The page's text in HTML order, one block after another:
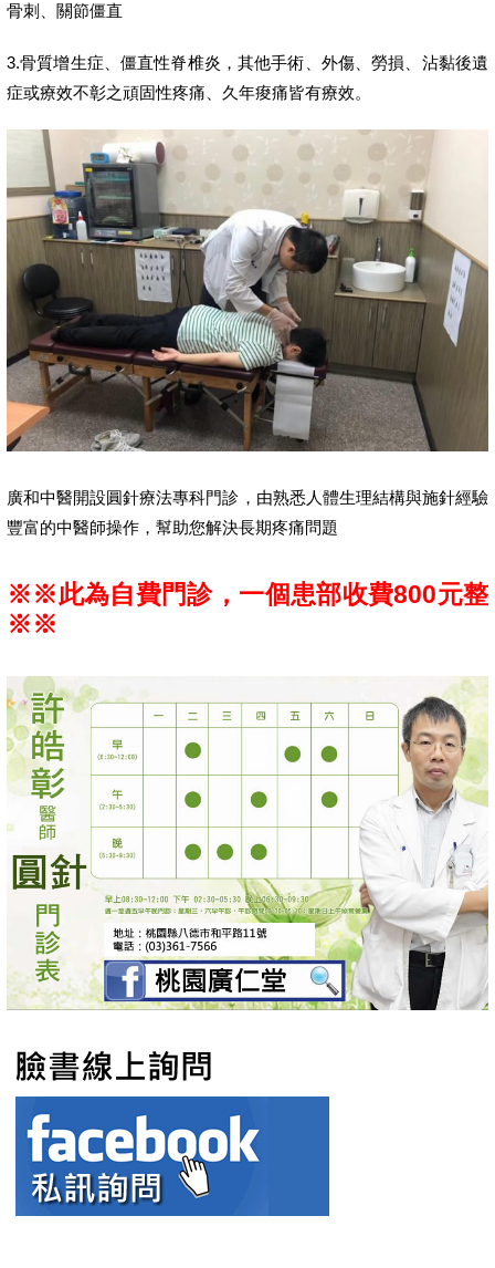
骨刺、關節僵直
3.骨質增生症、僵直性脊椎炎，其他手術、外傷、勞損、沾黏後遺
症或療效不彰之頑固性疼痛、久年痠痛皆有療效。
廣和中醫開設圓針療法專科門診，由熟悉人體生理結構與施針經驗
豐富的中醫師操作，幫助您解決長期疼痛問題
※※此為自費門診，一個患部收費800元整
※※